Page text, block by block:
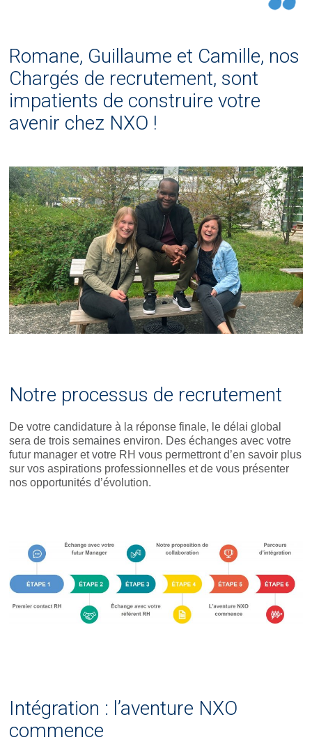
Romane, Guillaume et Camille, nos
Chargés de recrutement, sont
impatients de construire votre
avenir chez NXO !
Notre processus de recrutement
De votre candidature à la réponse finale, le délai global
sera de trois semaines environ. Des échanges avec votre
futur manager et votre RH vous permettront d’en savoir plus
sur vos aspirations professionnelles et de vous présenter
nos opportunités d’évolution.
Intégration : l’aventure NXO
commence